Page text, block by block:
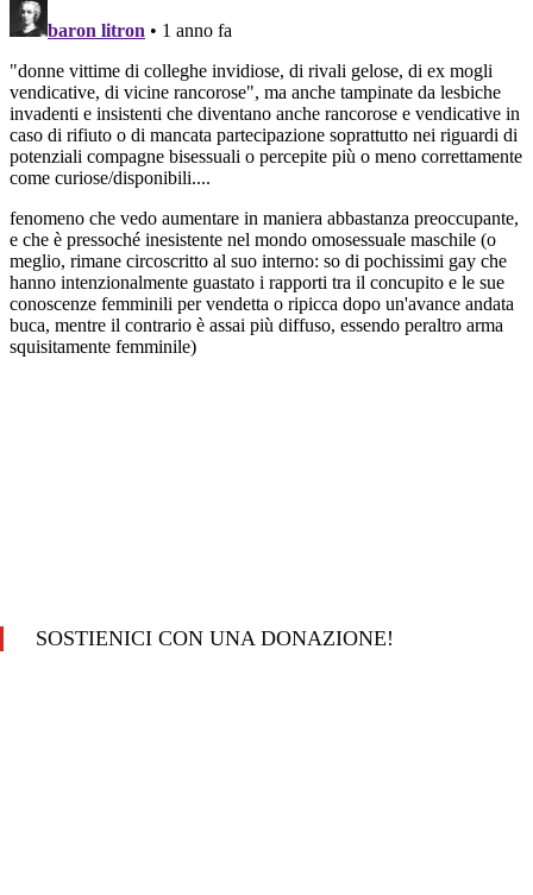
SOSTIENICI CON UNA DONAZIONE!